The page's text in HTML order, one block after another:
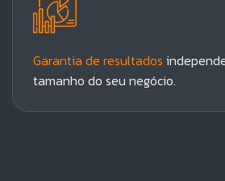
Garantia de resultados
tamanho do seu negócio.